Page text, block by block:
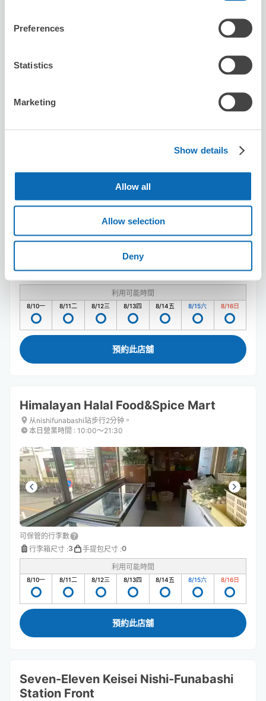
Preferences
Statistics
Marketing
Show details
Allow all
Allow selection
Deny
8/10 一 8/11 8/16日
利用可能時間
8/10一 8/11二 8/12三 8/13四 8/14五 8/15六 8/16日
預約此店舖
Himalayan Halal Food&Spice Mart
从nishifunabashi站步行2分钟。
本日營業時間 : 10:00〜21:30
可保管的行李數
行李箱尺寸 :3 手提包尺寸 :0
利用可能時間
8/10一 8/11二 8/12三 8/13四 8/14五 8/15六 8/16日
預約此店舖
Seven-Eleven Keisei Nishi-Funabashi
Station Front